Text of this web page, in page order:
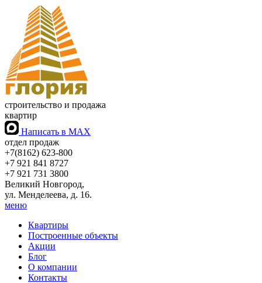
строительство и продажа
квартир
Написать в MAX
отдел продаж
+7(8162) 623-800
+7 921 841 8727
+7 921 731 3800
Великий Новгород,
ул. Менделеева, д. 16.
меню
Квартиры
Построенные объекты
Акции
Блог
О компании
Контакты